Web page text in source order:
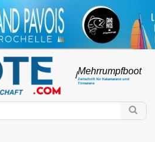
/Mehrrumpfboot
Zeitschrift für Katamarane und
Trimarane